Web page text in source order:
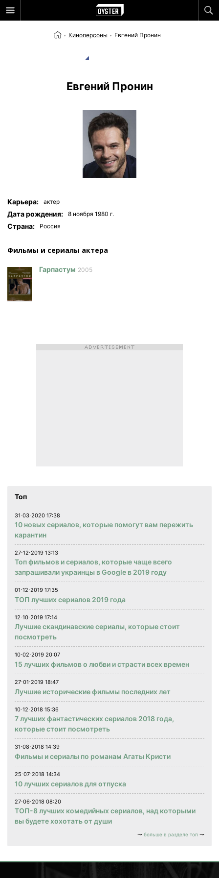
Киноперсоны Евгений Пронин
Евгений Пронин
Карьера: актер
Дата рождения: 8 ноября 1980 г.
Страна: Россия
Фильмы и сериалы актера
Гарпастум 2005
Топ
31⋅03⋅2020 17:38
10 новых сериалов, которые помогут вам пережить
карантин
27⋅12⋅2019 13:13
Топ фильмов и сериалов, которые чаще всего
запрашивали украинцы в Google в 2019 году
01⋅12⋅2019 17:35
ТОП лучших сериалов 2019 года
12⋅10⋅2019 17:14
Лучшие скандинавские сериалы, которые стоит
посмотреть
10⋅02⋅2019 20:07
15 лучших фильмов о любви и страсти всех времен
27⋅01⋅2019 18:47
Лучшие исторические фильмы последних лет
10⋅12⋅2018 15:36
7 лучших фантастических сериалов 2018 года,
которые стоит посмотреть
31⋅08⋅2018 14:39
Фильмы и сериалы по романам Агаты Кристи
25⋅07⋅2018 14:34
10 лучших сериалов для отпуска
27⋅06⋅2018 08:20
ТОП-8 лучших комедийных сериалов, над которыми
вы будете хохотать от души
больше в разделе топ